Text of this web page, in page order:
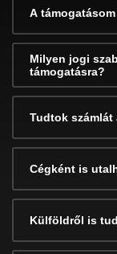
A
Milyen jogi
támogatásra?
Tudtok
Cégként is
Külföldről is